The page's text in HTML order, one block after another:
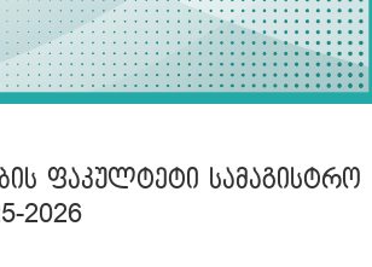
ᲤᲐᲙᲣᲚᲢᲔᲢᲘ ᲡᲐᲛᲐᲒᲘᲡᲢᲠᲝ
2026